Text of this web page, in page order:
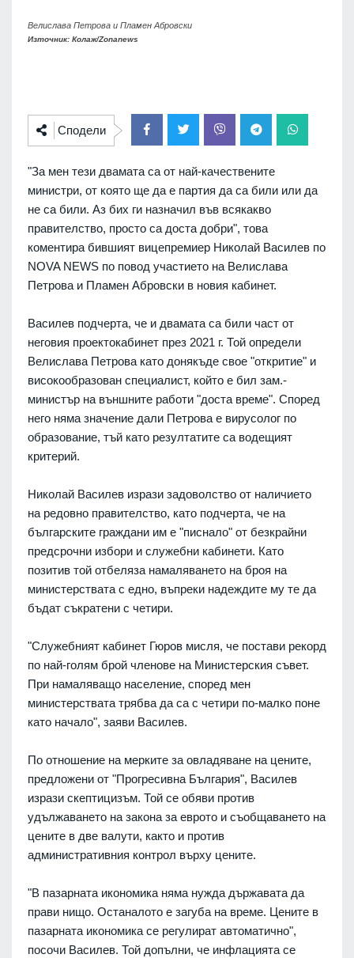
Велислава Петрова и Пламен Абровски
Източник: Колаж/Zonanews
Сподели
"За мен тези двамата са от най-качествените
министри, от която ще да е партия да са били или да
не са били. Аз бих ги назначил във всякакво
правителство, просто са доста добри", това
коментира бившият вицепремиер Николай Василев по
NOVA NEWS по повод участието на Велислава
Петрова и Пламен Абровски в новия кабинет.
Василев подчерта, че и двамата са били част от
неговия проектокабинет през 2021 г. Той определи
Велислава Петрова като донякъде свое "откритие" и
високообразован специалист, който е бил зам.-
министър на външните работи "доста време". Според
него няма значение дали Петрова е вирусолог по
образование, тъй като резултатите са водещият
критерий.
Николай Василев изрази задоволство от наличието
на редовно правителство, като подчерта, че на
българските граждани им е "писнало" от безкрайни
предсрочни избори и служебни кабинети. Като
позитив той отбеляза намаляването на броя на
министерствата с едно, въпреки надеждите му те да
бъдат съкратени с четири.
"Служебният кабинет Гюров мисля, че постави рекорд
по най-голям брой членове на Министерския съвет.
При намаляващо население, според мен
министерствата трябва да са с четири по-малко поне
като начало", заяви Василев.
По отношение на мерките за овладяване на цените,
предложени от "Прогресивна България", Василев
изрази скептицизъм. Той се обяви против
удължаването на закона за еврото и съобщаването на
цените в две валути, както и против
административния контрол върху цените.
"В пазарната икономика няма нужда държавата да
прави нищо. Останалото е загуба на време. Цените в
пазарната икономика се регулират автоматично",
посочи Василев. Той допълни, че инфлацията се